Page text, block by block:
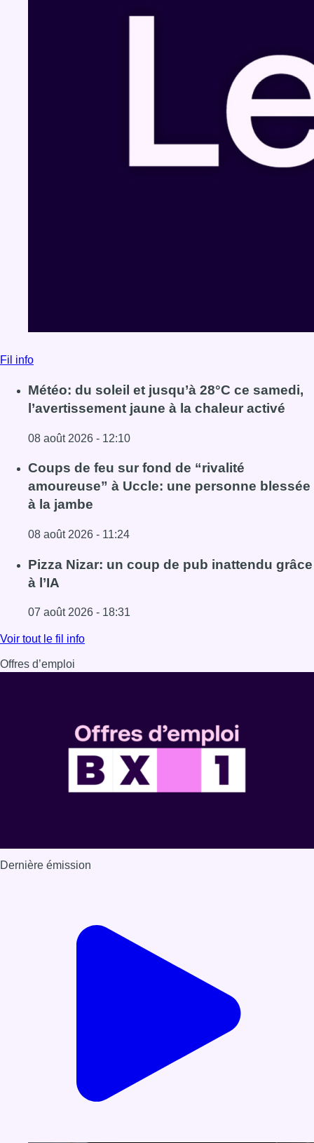
Fil info
Météo: du soleil et jusqu’à 28°C ce samedi,
l’avertissement jaune à la chaleur activé
08 août 2026 - 12:10
Lire l'article Météo: du soleil et jusqu’à 28°C ce samedi,
Coups de feu sur fond de “rivalité
amoureuse” à Uccle: une personne blessée
à la jambe
08 août 2026 - 11:24
Lire l'article Coups de feu sur fond de “rivalité
Pizza Nizar: un coup de pub inattendu grâce
à l’IA
07 août 2026 - 18:31
Lire l'article Pizza Nizar: un coup de pub inattendu grâce
Voir tout le fil info
Offres d’emploi
Dernière émission